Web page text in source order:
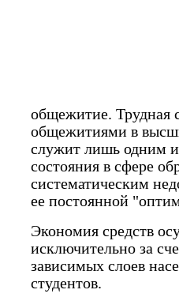
общежитие. Трудная
общежитиями в
служит лишь одним
состояния в сфере
систематическим
ее постоянной
Экономия средств
исключительно за
зависимых слоев
студентов.